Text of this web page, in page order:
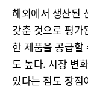
해외에서 생산된
갖춘 것으로 평가
한 제품을 공급할
도 높다. 시장 변
있다는 점도 장점